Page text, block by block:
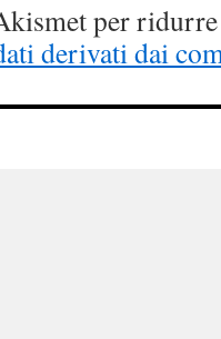
per
derivati dai